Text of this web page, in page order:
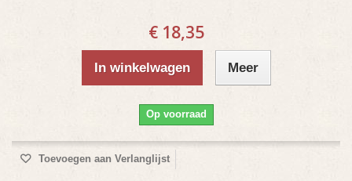
€ 18,35
In winkelwagen Meer
Op voorraad
Toevoegen aan Verlanglijst